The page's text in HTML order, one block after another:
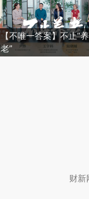
【不唯一答案】不止“养
老”
财新